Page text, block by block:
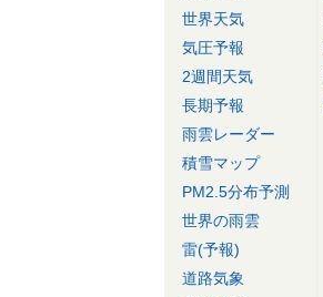
世界天気
気圧予報
2週間天気
長期予報
雨雲レーダー
積雪マップ
PM2.5分布予測
世界の雨雲
雷(予報)
道路気象